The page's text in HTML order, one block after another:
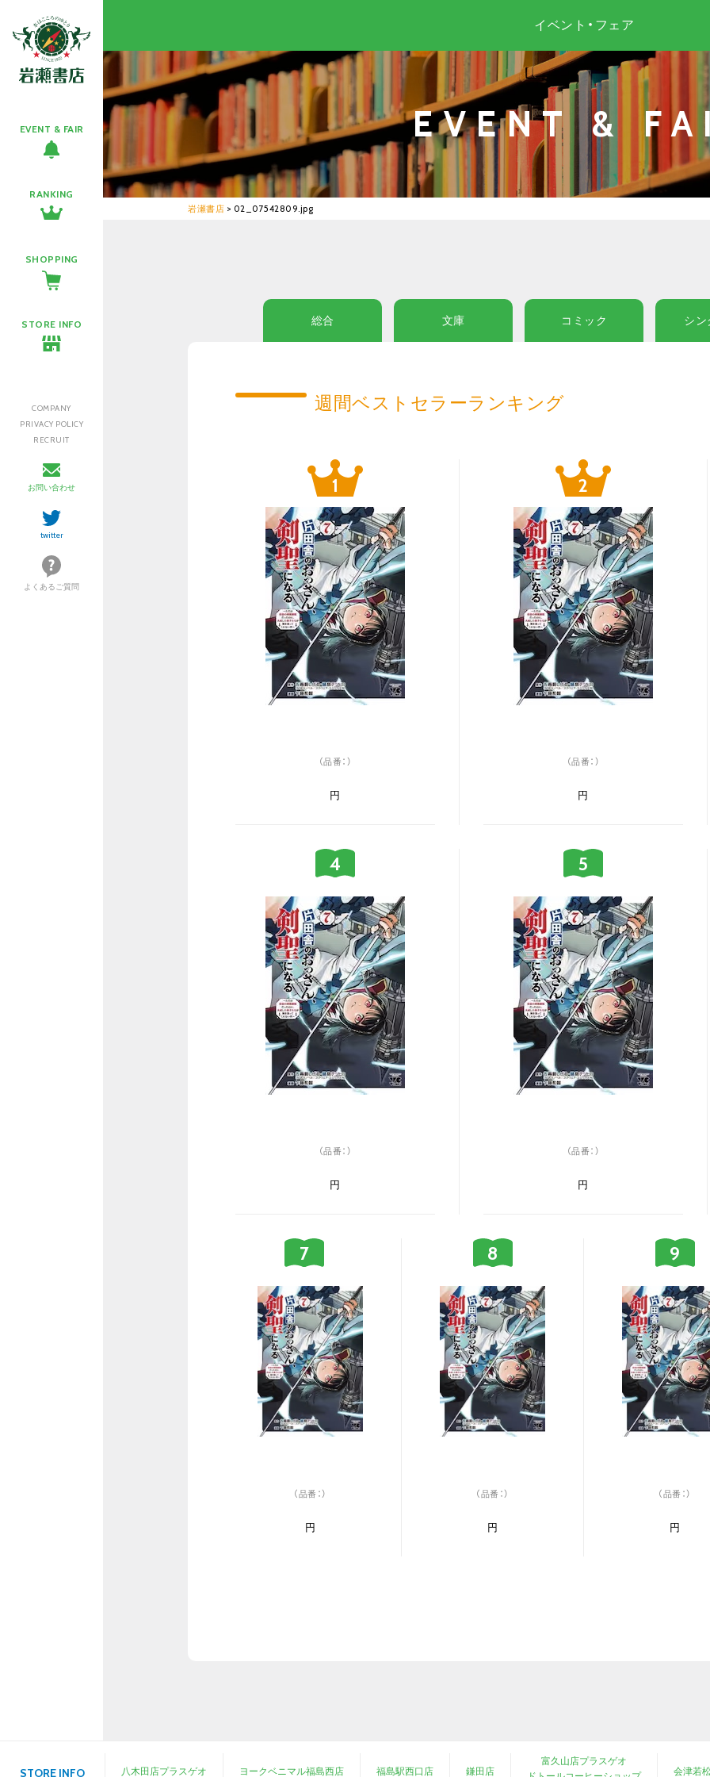
EVENT & FAIR
RANKING
SHOPPING
STORE INFO
COMPANY
PRIVACY POLICY
RECRUIT
お問い合わせ
twitter
よくあるご質問
イベント・フェア
EVENT &
岩瀬書店 > 02_07542809.jpg
総合 文庫 コミック シン
週間ベストセラーランキング
（品番：）
円
（品番：）
円
（品番：）
円
（品番：）
円
（品番：）
円
（品番：）
円
（品番：）
円
STORE INFO 八木田店プラスゲオ ヨークベニマル福島西店 福島駅西口店 鎌田店
富久山店プラスゲオ
会津若